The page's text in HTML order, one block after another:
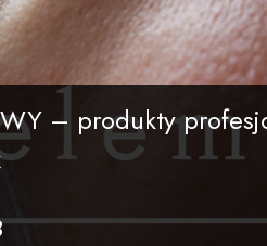
– produkty